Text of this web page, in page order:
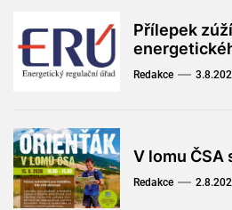
Přílepek
Redakce
V lomu ČSA
Redakce